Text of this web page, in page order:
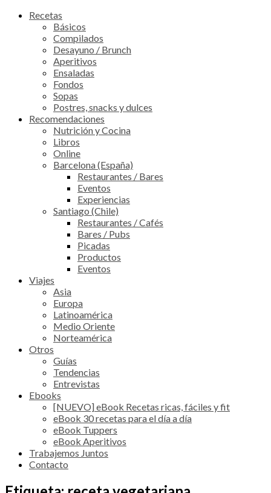
Recetas
Básicos
Compilados
Desayuno / Brunch
Aperitivos
Ensaladas
Fondos
Sopas
Postres, snacks y dulces
Recomendaciones
Nutrición y Cocina
Libros
Online
Barcelona (España)
Restaurantes / Bares
Eventos
Experiencias
Santiago (Chile)
Restaurantes / Cafés
Bares / Pubs
Picadas
Productos
Eventos
Viajes
Asia
Europa
Latinoamérica
Medio Oriente
Norteamérica
Otros
Guías
Tendencias
Entrevistas
Ebooks
[NUEVO] eBook Recetas ricas, fáciles y fit
eBook 30 recetas para el día a día
eBook Tuppers
eBook Aperitivos
Trabajemos Juntos
Contacto